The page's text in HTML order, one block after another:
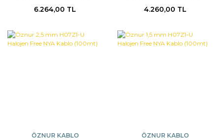
6.264,00 TL 4.260,00 TL
ÖZNUR KABLO ÖZNUR KABLO